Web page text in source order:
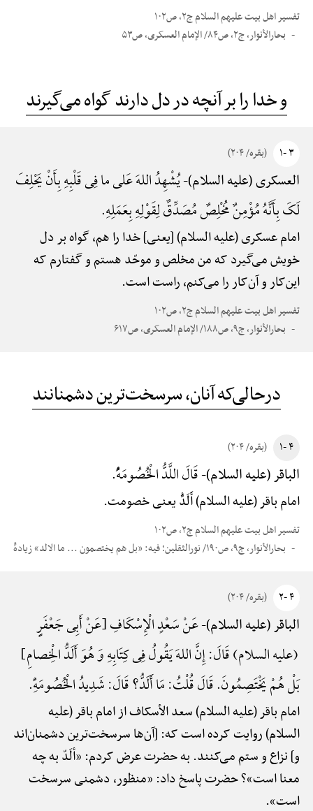
تفسیر اهل بیت علیهم السلام ج۲، ص۱۰۲
بحارالأنوار، ج۲، ص۸۴/ الإمام العسکری، ص۵۳
و خدا را بر آنچه در دل دارند گواه می‌گیرند
۳ -۱ (بقره/ ۲۰۴)
العسکری (علیه السلام)-یُشْهِدُ اللهَ عَلی ما فِی قَلْبِهِ بِأَنْ یَحْلِفَ
لَکَ بِأَنَّهُ مُؤْمِنٌ مُخْلِصٌ مُصَدِّقٌ لِقَوْلِهِ بِعَمَلِهِ.
امام عسکری (علیه السلام) [یعنی] خدا را هم، گواه بر دل
خویش می‌گیرد که من مخلص و موحّد هستم و گفتارم که
این‌کار و آن‌کار را می‌کنم، راست است.
تفسیر اهل بیت علیهم السلام ج۲، ص۱۰۲
بحارالأنوار، ج۹، ص۱۸۸/ الإمام العسکری، ص۶۱۷
درحالی‌که آنان، سرسخت‌ترین دشمنانند
۴ -۱ (بقره/ ۲۰۴)
الباقر (علیه السلام)-قَالَ اللَّدُّ الْخُصُومَهًُْ.
امام باقر (علیه السلام) أَلَدُّ یعنی خصومت.
تفسیر اهل بیت علیهم السلام ج۲، ص۱۰۲
بحارالأنوار، ج۹، ص۱۹۰/ نورالثقلین؛ فیه: «بل هم یختصمون ... ما الالد» زیادهًْ
۴ -۲ (بقره/ ۲۰۴)
الباقر (علیه السلام)-عَنْ سَعْدٍ الْإِسْکَافِ {عَنْ أَبِی جَعْفَرٍٍ
(علیه السلام) قَالَ: إِنَّ اللهَ یَقُولُ فِی کِتَابِهِ وَ هُوَ أَلَدُّ الْخِصامِ}
بَلْ هُمْ یَخْتَصِمُونَ. قَالَ قُلْتُ: مَا أََلَدُّ؟ قَالَ: شَدِیدُ الْخُصُومَهًِْ.
امام باقر (علیه السلام) سعد الأسکاف از امام باقر (علیه
السلام) روایت کرده است که: [آن‌ها سرسخت‌ترین دشمنان‌اند
و] نزاع و ستم می‌کنند. به حضرت عرض کردم: «ألَدّ به چه
معنا است»؟ حضرت پاسخ داد: «منظور، دشمنی سرسخت
است».